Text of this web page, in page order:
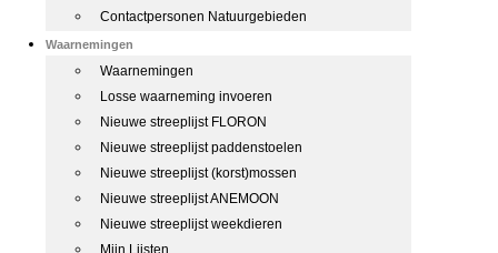
Contactpersonen Natuurgebieden
Waarnemingen
Waarnemingen
Losse waarneming invoeren
Nieuwe streeplijst FLORON
Nieuwe streeplijst paddenstoelen
Nieuwe streeplijst (korst)mossen
Nieuwe streeplijst ANEMOON
Nieuwe streeplijst weekdieren
Mijn Lijsten